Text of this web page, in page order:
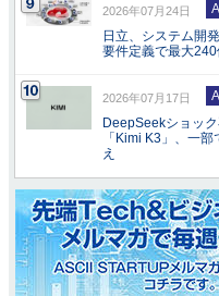
2026年07月24日
AI
日立、システム開
要件定義で最大
2026年07月17日
AI
DeepSeekショッ
「Kimi K3」、一
え